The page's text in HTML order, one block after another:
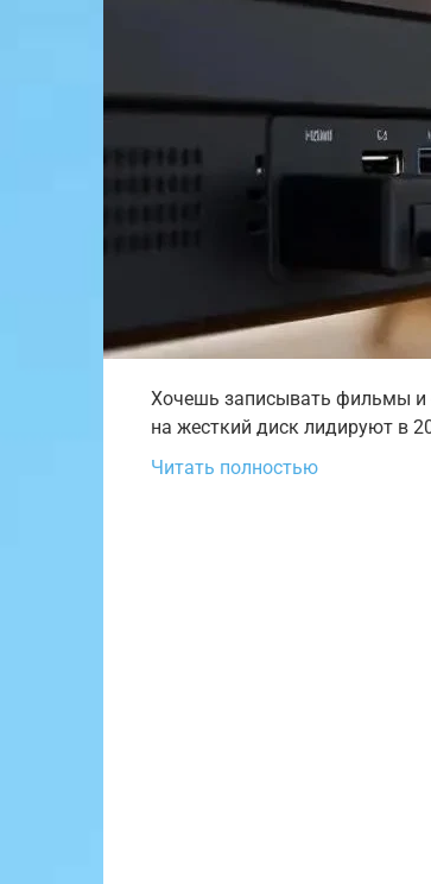
Хочешь записывать фильмы и
на жесткий диск лидируют в
Читать полностью